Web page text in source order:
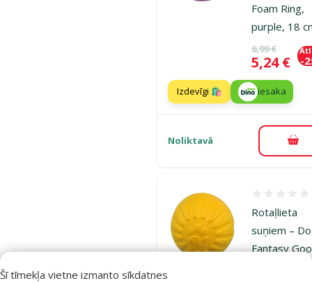
Šī tīmekļa vietne izmanto sīkdatnes
Foam Ring,
purple, 18
Oriģinālā
6,99 €
Cena
5,24 € -
Izdevīgi 🛍️ iesaka
Noliktavā
Rotaļlieta
suņiem –
Fantasy